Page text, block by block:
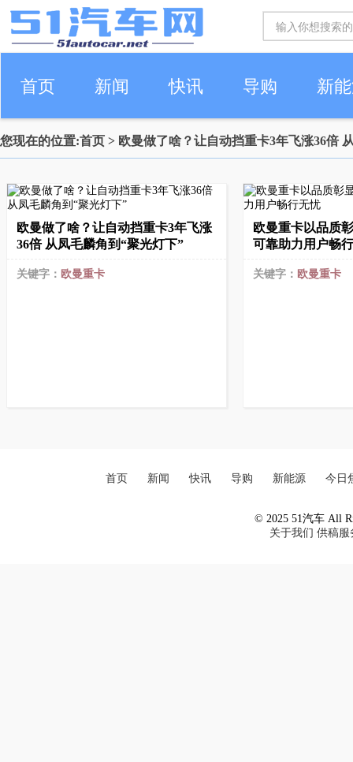
首页 新闻 快讯 导购 新
车生活
您现在的位置:首页 > 欧曼做了啥？让自动挡重卡3年飞涨36倍
欧曼做了啥？让自动挡重卡3年飞涨
36倍 从凤毛麟角到“聚光灯下”
关键字： 欧曼重卡
欧曼重卡以品质
可靠助力用户畅
关键字： 欧曼重卡
首页 新闻 快讯 导购 新能源 今日
© 2025 51汽车 All
关于我们 供稿服